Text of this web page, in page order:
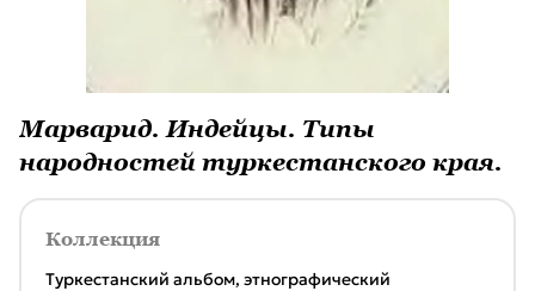
Марварид. Индейцы. Типы
народностей туркестанского края.
Коллекция
Туркестанский альбом, этнографический